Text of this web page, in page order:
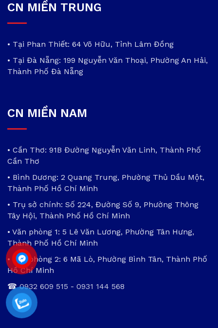
CN MIỀN TRUNG
• Tại Phan Thiết: 64 Võ Hữu, Tỉnh Lâm Đồng
• Tại Đà Nẵng: 199 Nguyễn Văn Thoại, Phường An Hải,
Thành Phố Đà Nẵng
CN MIỀN NAM
• Cần Thơ: 91B Đường Nguyễn Văn Linh, Thành Phố
Cần Thơ
• Bình Dương: 2 Quang Trung, Phường Thủ Dầu Một,
Thành Phố Hồ Chí Minh
• Trụ sở chính: Số 224, Đường Số 9, Phường Thông
Tây Hội, Thành Phố Hồ Chí Minh
• Văn phòng 1: 5 Lê Văn Lương, Phường Tân Hưng,
Thành Phố Hồ Chí Minh
• Văn phòng 2: 6 Mã Lò, Phường Bình Tân, Thành Phố
Hồ Chí Minh
☎0932 609 515 - 0931 144 568